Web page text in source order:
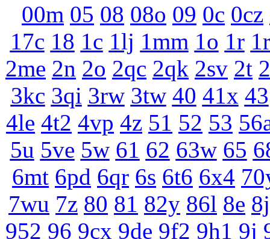
00m 05 08 08o 09 0c 0cz
17c 18 1c 1lj 1mm 1o 1r
2me 2n 2o 2qc 2qk 2sv 2t
3kc 3qi 3rw 3tw 40 41x 43
4le 4t2 4vp 4z 51 52 53
5u 5ve 5w 61 62 63w 65
6mt 6pd 6qr 6s 6t6 6x4
7wu 7z 80 81 82y 86l 8e
952 96 9cx 9de 9f2 9h1 9j